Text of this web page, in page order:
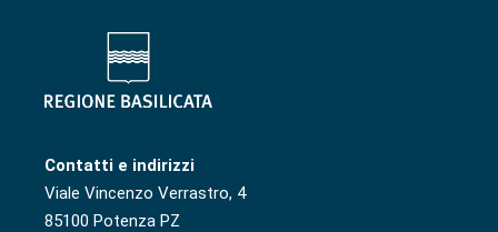
Contatti e indirizzi
Viale Vincenzo Verrastro, 4
85100 Potenza PZ